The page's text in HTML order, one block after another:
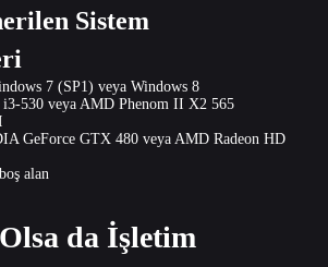
Sistem
7 (SP1) veya Windows 8
530 veya AMD Phenom II X2 565
GeForce GTX 480 veya AMD Radeon HD
alan
da İşletim